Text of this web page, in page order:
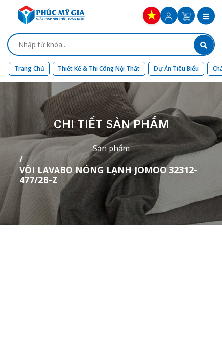
Trang Chủ Thiết Kế & Thi Công Nội Thất Dự Án Tiêu Biểu
CHI TIẾT SẢN PHẨM
Sản phẩm
VÒI LAVABO NÓNG LẠNH JOMOO 32312-
477/2B-Z